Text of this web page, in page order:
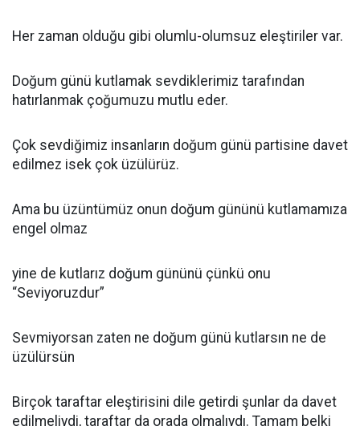
Her zaman olduğu gibi olumlu-olumsuz eleştiriler var.
Doğum günü kutlamak sevdiklerimiz tarafından
hatırlanmak çoğumuzu mutlu eder.
Çok sevdiğimiz insanların doğum günü partisine davet
edilmez isek çok üzülürüz.
Ama bu üzüntümüz onun doğum gününü kutlamamıza
engel olmaz
yine de kutlarız doğum gününü çünkü onu
“Seviyoruzdur”
Sevmiyorsan zaten ne doğum günü kutlarsın ne de
üzülürsün
Birçok taraftar eleştirisini dile getirdi şunlar da davet
edilmeliydi, taraftar da orada olmalıydı. Tamam belki